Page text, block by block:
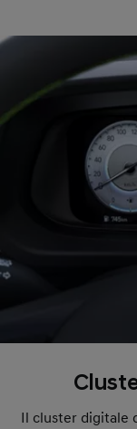
Il cluster digitale